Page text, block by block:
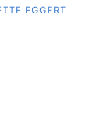
EGGERT